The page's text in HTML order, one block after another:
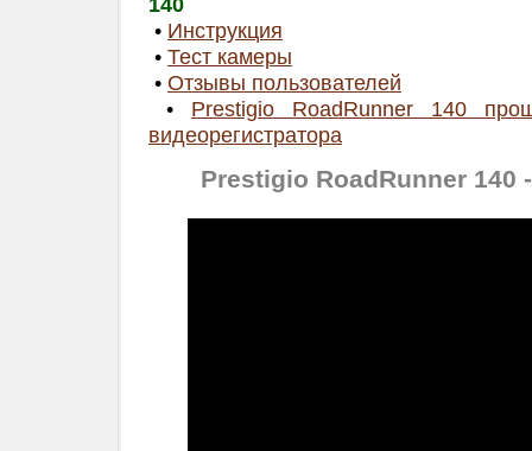
140
• Инструкция
• Тест камеры
• Отзывы пользователей
• Prestigio RoadRunner 140
видеорегистратора
Prestigio RoadRunner 140